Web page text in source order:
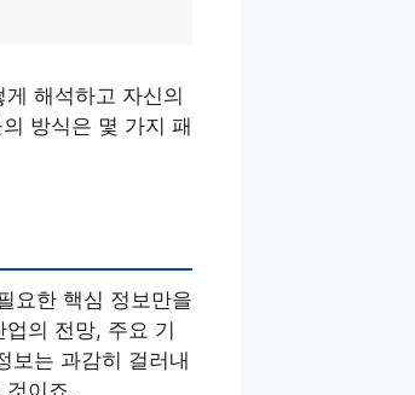
해석하고 자신의
방식은 몇 가지 패
요한 핵심 정보만을
의 전망, 주요 기
보는 과감히 걸러내
것이죠.